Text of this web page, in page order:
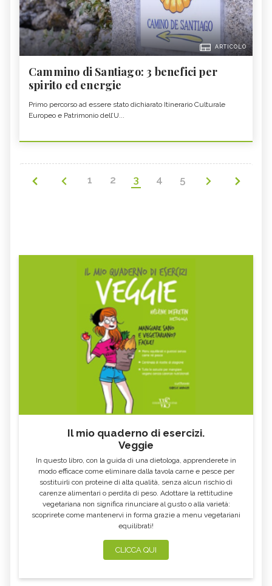
ARTICOLO
Cammino di Santiago: 3 benefici per
spirito ed energie
Primo percorso ad essere stato dichiarato Itinerario Culturale
Europeo e Patrimonio dell’U...
1 2 3 4 5
Il mio quaderno di esercizi.
Veggie
In questo libro, con la guida di una dietologa, apprenderete in
modo efficace come eliminare dalla tavola carne e pesce per
sostituirli con proteine di alta qualità, senza alcun rischio di
carenze alimentari o perdita di peso. Adottare la rettitudine
vegetariana non significa rinunciare al gusto o alla varietà:
scoprirete come mantenervi in forma grazie a menu vegetariani
equilibrati!
CLICCA QUI